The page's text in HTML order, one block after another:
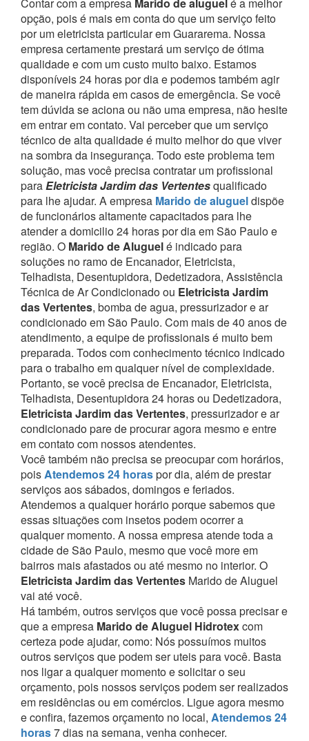
opção, pois é mais em conta do que um serviço feito
por um eletricista particular em Guararema. Nossa
empresa certamente prestará um serviço de ótima
qualidade e com um custo muito baixo. Estamos
disponíveis 24 horas por dia e podemos também agir
de maneira rápida em casos de emergência. Se você
tem dúvida se aciona ou não uma empresa, não hesite
em entrar em contato. Vai perceber que um serviço
técnico de alta qualidade é muito melhor do que viver
na sombra da insegurança. Todo este problema tem
solução, mas você precisa contratar um profissional
paraEletricista Jardim das Vertentesqualificado
para lhe ajudar. A empresa Marido de alugueldispõe
de funcionários altamente capacitados para lhe
atender a domicilio 24 horas por dia em São Paulo e
região. O Marido de Aluguelé indicado para
soluções no ramo de Encanador, Eletricista,
Telhadista, Desentupidora, Dedetizadora, Assistência
Técnica de Ar Condicionado ou Eletricista Jardim
das Vertentes, bomba de agua, pressurizador e ar
condicionado em São Paulo. Com mais de 40 anos de
atendimento, a equipe de profissionais é muito bem
preparada. Todos com conhecimento técnico indicado
para o trabalho em qualquer nível de complexidade.
Portanto, se você precisa de Encanador, Eletricista,
Telhadista, Desentupidora 24 horas ou Dedetizadora,
Eletricista Jardim das Vertentes, pressurizador e ar
condicionado pare de procurar agora mesmo e entre
em contato com nossos atendentes.
Você também não precisa se preocupar com horários,
poisAtendemos 24 horaspor dia, além de prestar
serviços aos sábados, domingos e feriados.
Atendemos a qualquer horário porque sabemos que
essas situações com insetos podem ocorrer a
qualquer momento. A nossa empresa atende toda a
cidade de São Paulo, mesmo que você more em
bairros mais afastados ou até mesmo no interior. O
Eletricista Jardim das Vertentes Marido de Aluguel
vai até você.
Há também, outros serviços que você possa precisar e
que a empresa Marido de Aluguel Hidrotexcom
certeza pode ajudar, como: Nós possuímos muitos
outros serviços que podem ser uteis para você. Basta
nos ligar a qualquer momento e solicitar o seu
orçamento, pois nossos serviços podem ser realizados
em residências ou em comércios. Ligue agora mesmo
e confira, fazemos orçamento no local, Atendemos 24
horas7 dias na semana, venha conhecer.